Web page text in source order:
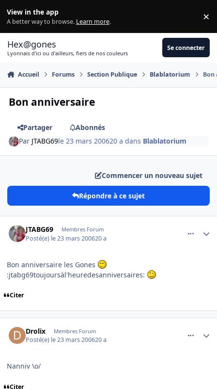
View in the app
A better way to browse. Learn more. ×
Hex@gones
Lyonnais d'ici ou d'ailleurs, fiers de nos couleurs
Se connecter
Accueil Forums Section Publique Blablatorium Bon
Bon anniversaire
Partager
Abonnés
Par JTABG69le 23 mars 200620 a dans Blablatorium
Commencer un nouveau sujet
Répondre à ce sujet
JTABG69 Membres Forum
Posté(e) le 23 mars 200620 a
Bon anniversaire les Gones
:jtabg69toujoursàl'heuredesanniversaires:
Citer
Drolix Membres Forum
Posté(e) le 23 mars 200620 a
Nanniv \o/
Citer